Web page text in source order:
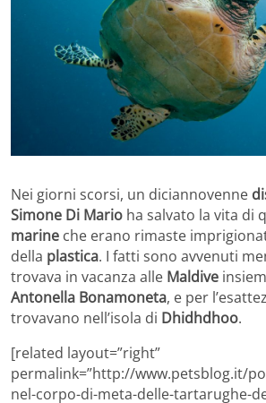
Nei giorni scorsi, un diciannovenne
Simone Di Mario ha salvato la vita di
marine che erano rimaste
della plastica. I fatti sono avvenuti
trovava in vacanza alle Maldive
Antonella Bonamoneta, e per
trovavano nell’isola di Dhidhdhoo.
[related layout=”right”
permalink=”http://www.petsblog.it/
nel-corpo-di-meta-delle-tartarughe-